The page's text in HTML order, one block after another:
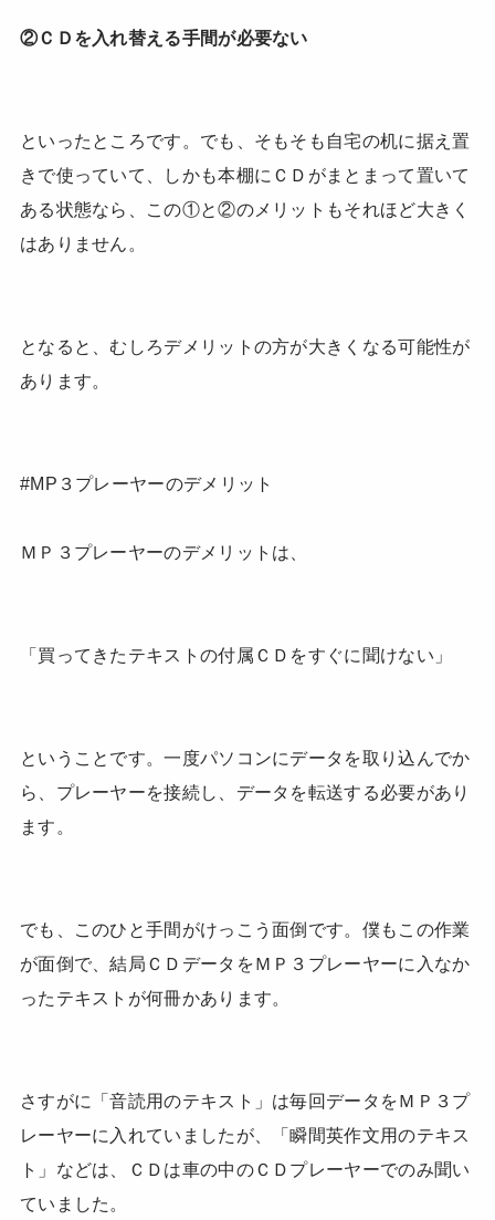
②ＣＤを入れ替える手間が必要ない
といったところです。でも、そもそも自宅の机に据え置
きで使っていて、しかも本棚にＣＤがまとまって置いて
ある状態なら、この①と②のメリットもそれほど大きく
はありません。
となると、むしろデメリットの方が大きくなる可能性が
あります。
#MP３プレーヤーのデメリット
ＭＰ３プレーヤーのデメリットは、
「買ってきたテキストの付属ＣＤをすぐに聞けない」
ということです。一度パソコンにデータを取り込んでか
ら、プレーヤーを接続し、データを転送する必要があり
ます。
でも、このひと手間がけっこう面倒です。僕もこの作業
が面倒で、結局ＣＤデータをＭＰ３プレーヤーに入なか
ったテキストが何冊かあります。
さすがに「音読用のテキスト」は毎回データをＭＰ３プ
レーヤーに入れていましたが、「瞬間英作文用のテキス
ト」などは、ＣＤは車の中のＣＤプレーヤーでのみ聞い
ていました。